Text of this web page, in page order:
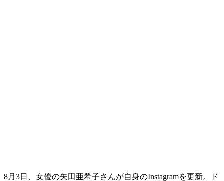
8月3日、女優の矢田亜希子さんが自身のInstagramを更新。ド